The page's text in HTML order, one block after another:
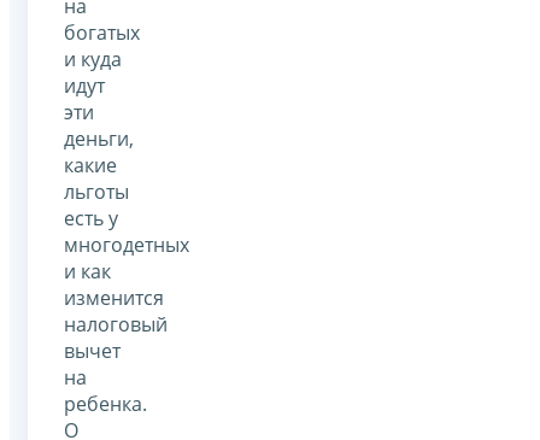
на
богатых
и куда
идут
эти
деньги,
какие
льготы
есть у
многодетных
и как
изменится
налоговый
вычет
на
ребенка.
О